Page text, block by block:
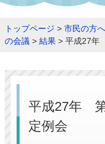
トップページ > 市民の方へ
の会議 > 結果 > 平成27年
平成27年
定例会